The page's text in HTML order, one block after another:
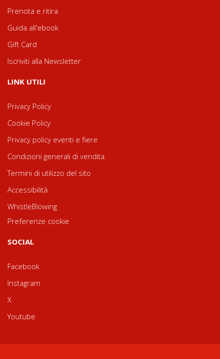
Prenota e ritira
Guida all'ebook
Gift Card
Iscriviti alla Newsletter
LINK UTILI
Privacy Policy
Cookie Policy
Privacy policy eventi e fiere
Condizioni generali di vendita
Termini di utilizzo del sito
Accessibilità
WhistleBlowing
Preferenze cookie
SOCIAL
Facebook
Instagram
X
Youtube